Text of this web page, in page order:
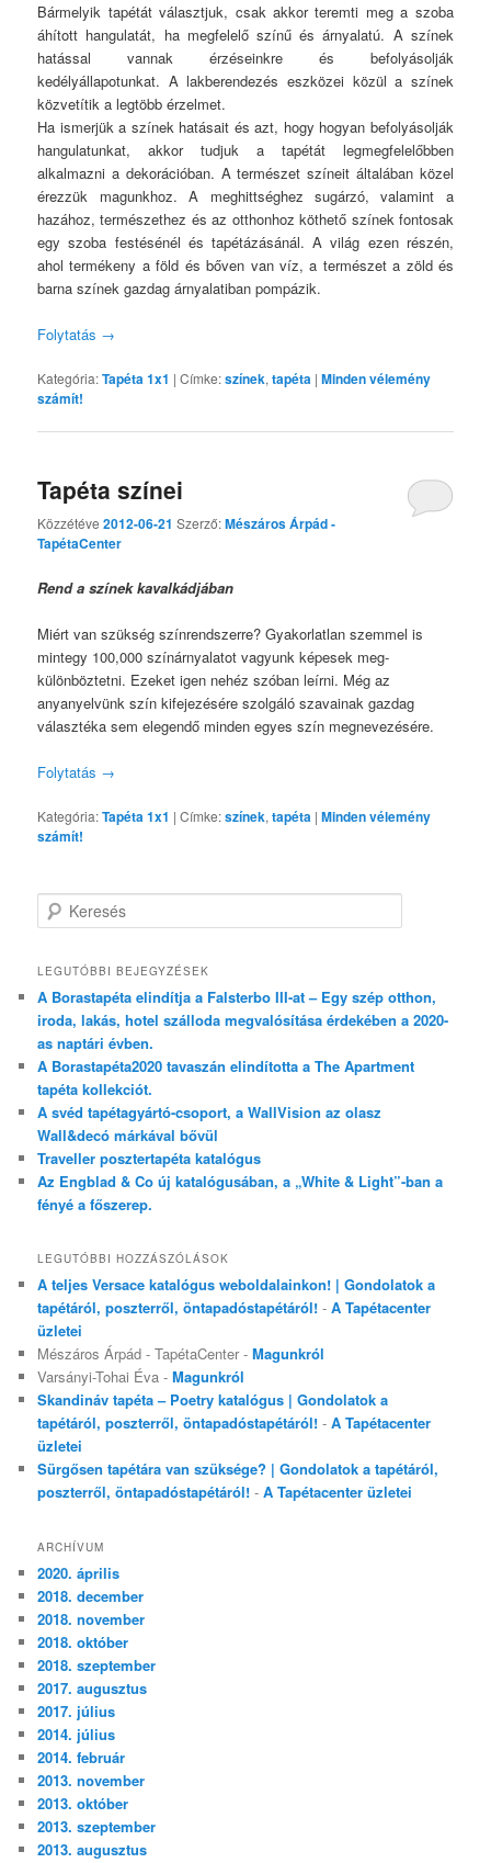
Bármelyik tapétát választjuk, csak akkor teremti meg a szoba
áhított hangulatát, ha megfelelő színű és árnyalatú. A színek
hatással vannak érzéseinkre és befolyásolják
kedélyállapotunkat. A lakberendezés eszközei közül a színek
közvetítik a legtöbb érzelmet.
Ha ismerjük a színek hatásait és azt, hogy hogyan befolyásolják
hangulatunkat, akkor tudjuk a tapétát legmegfelelőbben
alkalmazni a dekorációban. A természet színeit általában közel
érezzük magunkhoz. A meghittséghez sugárzó, valamint a
hazához, természethez és az otthonhoz köthető színek fontosak
egy szoba festésénél és tapétázásánál. A világ ezen részén,
ahol termékeny a föld és bőven van víz, a természet a zöld és
barna színek gazdag árnyalatiban pompázik.
Folytatás →
Kategória:Tapéta 1x1 |Címke:színek,tapéta |Minden vélemény
számít!
Tapéta színei
Közzétéve2012-06-21 Szerző:Mészáros Árpád -
TapétaCenter
Rend a színek kavalkádjában
Miért van szükség színrendszerre? Gyakorlatlan szemmel is
mintegy 100,000 színárnyalatot vagyunk képesek meg-
különböztetni. Ezeket igen nehéz szóban leírni. Még az
anyanyelvünk szín kifejezésére szolgáló szavainak gazdag
választéka sem elegendő minden egyes szín megnevezésére.
Folytatás →
Kategória:Tapéta 1x1 |Címke:színek,tapéta |Minden vélemény
számít!
Keresés
LEGUTÓBBI BEJEGYZÉSEK
A Borastapéta elindítja a Falsterbo III-at – Egy szép otthon,
iroda, lakás, hotel szálloda megvalósítása érdekében a 2020-
as naptári évben.
A Borastapéta2020 tavaszán elindította a The Apartment
tapéta kollekciót.
A svéd tapétagyártó-csoport, a WallVision az olasz
Wall&decó márkával bővül
Traveller posztertapéta katalógus
Az Engblad & Co új katalógusában, a „White & Light”-ban a
fényé a főszerep.
LEGUTÓBBI HOZZÁSZÓLÁSOK
A teljes Versace katalógus weboldalainkon! | Gondolatok a
tapétáról, poszterről, öntapadóstapétáról! -A Tapétacenter
üzletei
Mészáros Árpád - TapétaCenter -Magunkról
Varsányi-Tohai Éva -Magunkról
Skandináv tapéta – Poetry katalógus | Gondolatok a
tapétáról, poszterről, öntapadóstapétáról! -A Tapétacenter
üzletei
Sürgősen tapétára van szüksége? | Gondolatok a tapétáról,
poszterről, öntapadóstapétáról! -A Tapétacenter üzletei
ARCHÍVUM
2020. április
2018. december
2018. november
2018. október
2018. szeptember
2017. augusztus
2017. július
2014. július
2014. február
2013. november
2013. október
2013. szeptember
2013. augusztus